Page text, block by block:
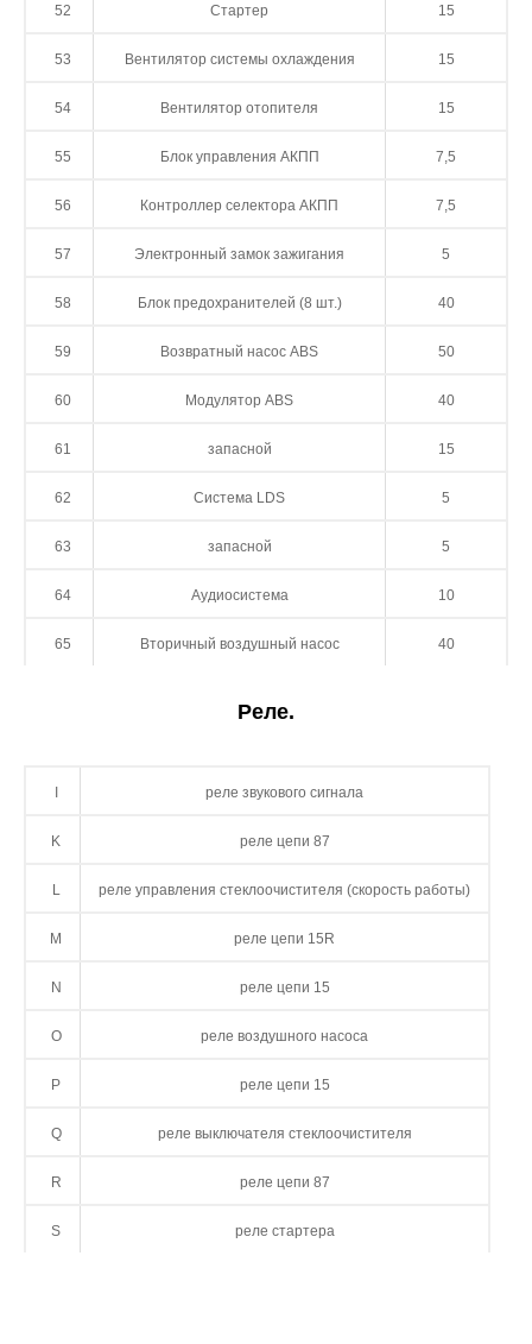
52 Стартер 15
53 Вентилятор системы охлаждения 15
54 Вентилятор отопителя 15
55 Блок управления АКПП 7,5
56 Контроллер селектора АКПП 7,5
57 Электронный замок зажигания 5
58 Блок предохранителей (8 шт.) 40
59 Возвратный насос ABS 50
60 Модулятор ABS 40
61 запасной 15
62 Система LDS 5
63 запасной 5
64 Аудиосистема 10
65 Вторичный воздушный насос 40
Реле.
реле звукового сигнала
K реле цепи 87
L реле управления стеклоочистителя (скорость работы)
M реле цепи 15R
N реле цепи 15
O реле воздушного насоса
P реле цепи 15
Q реле выключателя стеклоочистителя
R реле цепи 87
S реле стартера